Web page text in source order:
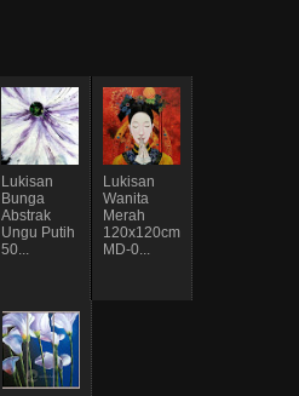
Lukisan
Bunga
Abstrak
Ungu Putih
50...
Lukisan
Wanita
Merah
120x120cm
MD-0...